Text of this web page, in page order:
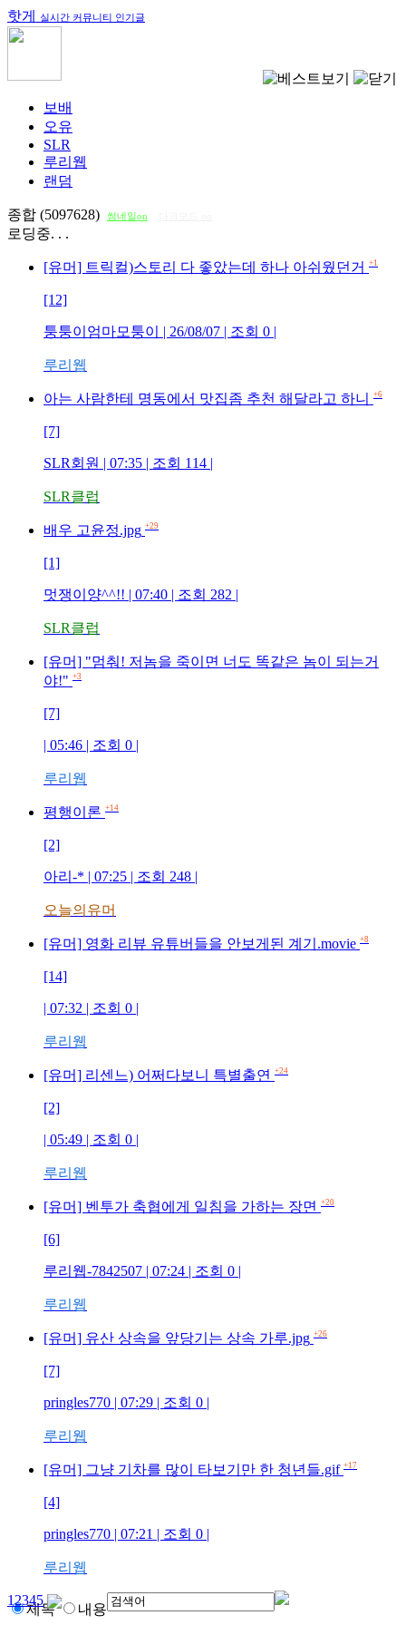
핫게 실시간 커뮤니티 인기글
보배
오유
SLR
루리웹
랜덤
종합 (5097628) 썸네일on
로딩중. . .
[유머] 트릭컬)스토리 다 좋았는데 하나 아쉬웠던거 +1
[12]
퉁퉁이엄마모퉁이 | 26/08/07 | 조회 0 |
루리웹
아는 사람한테 명동에서 맛집좀 추천 해달라고 하니 +6
[7]
SLR회원 | 07:35 | 조회 114 |
SLR클럽
배우 고윤정.jpg +29
[1]
멋쟁이양^^!! | 07:40 | 조회 282 |
SLR클럽
[유머] "멈춰! 저놈을 죽이면 너도 똑같은 놈이 되는거
야!" +3
[7]
| 05:46 | 조회 0 |
루리웹
평행이론 +14
[2]
아리-* | 07:25 | 조회 248 |
오늘의유머
[유머] 영화 리뷰 유튜버들을 안보게된 계기.movie +8
[14]
| 07:32 | 조회 0 |
루리웹
[유머] 리센느) 어쩌다보니 특별출연 +24
[2]
| 05:49 | 조회 0 |
루리웹
[유머] 벤투가 축협에게 일침을 가하는 장면 +20
[6]
루리웹-7842507 | 07:24 | 조회 0 |
루리웹
[유머] 유산 상속을 앞당기는 상속 가루.jpg +26
[7]
pringles770 | 07:29 | 조회 0 |
루리웹
[유머] 그냥 기차를 많이 타보기만 한 청년들.gif +17
[4]
pringles770 | 07:21 | 조회 0 |
루리웹
12345
제목 내용